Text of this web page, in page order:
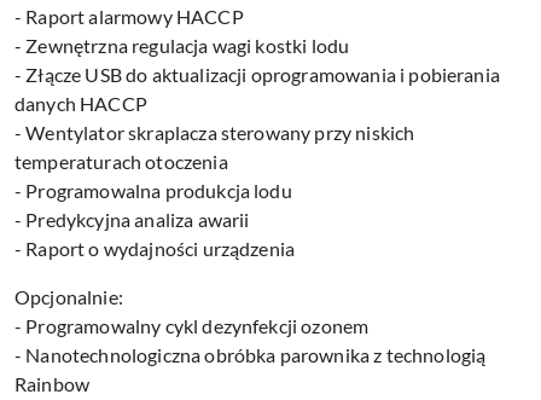
- Raport alarmowy HACCP
- Zewnętrzna regulacja wagi kostki lodu
- Złącze USB do aktualizacji oprogramowania i pobierania
danych HACCP
- Wentylator skraplacza sterowany przy niskich
temperaturach otoczenia
- Programowalna produkcja lodu
- Predykcyjna analiza awarii
- Raport o wydajności urządzenia
Opcjonalnie:
- Programowalny cykl dezynfekcji ozonem
- Nanotechnologiczna obróbka parownika z technologią
Rainbow